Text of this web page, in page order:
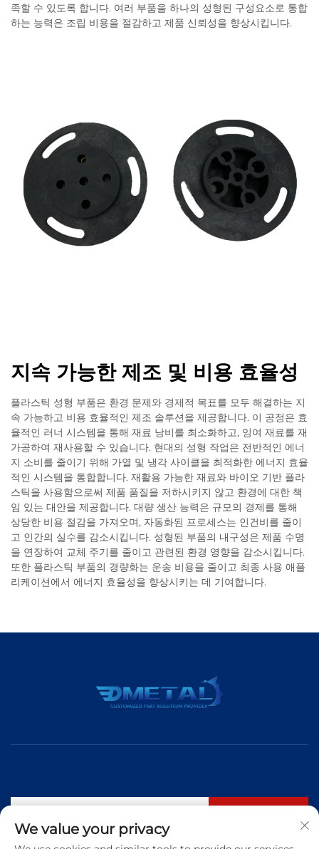
족할 수 있도록 합니다. 여러 부품을 하나의 성형된 구성요소로 통합
하는 능력은 조립 비용을 절감하고 제품 신뢰성을 향상시킵니다.
지속 가능한 제조 및 비용 효율성
플라스틱 성형 부품은 환경 문제와 경제적 목표를 모두 해결하는 지
속 가능하고 비용 효율적인 제조 솔루션을 제공합니다. 이 공정은 효
율적인 러너 시스템을 통해 재료 낭비를 최소화하고, 잉여 재료를 재
가공하여 재사용할 수 있습니다. 현대의 성형 작업은 전반적인 에너
지 소비를 줄이기 위해 가열 및 냉각 사이클을 최적화한 에너지 효율
적인 시스템을 통합합니다. 재활용 가능한 재료와 바이오 기반 플라
스틱을 사용함으로써 제품 품질을 저하시키지 않고 환경에 대한 책
임 있는 대안을 제공합니다. 대량 생산 능력은 규모의 경제를 통해
상당한 비용 절감을 가져오며, 자동화된 프로세스는 인건비를 줄이
고 인간의 실수를 감소시킵니다. 성형된 부품의 내구성은 제품 수명
을 연장하여 교체 주기를 줄이고 관련된 환경 영향을 감소시킵니다.
또한 플라스틱 부품의 경량화는 운송 비용을 줄이고 최종 사용 애플
리케이션에서 에너지 효율성을 향상시키는 데 기여합니다.
We value your privacy